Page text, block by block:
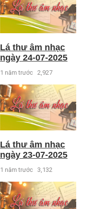
Lá thư âm nhạc
ngày 24-07-2025
1 năm trước 2,927
Lá thư âm nhạc
ngày 23-07-2025
1 năm trước 3,132